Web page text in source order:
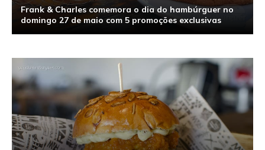
Frank & Charles comemora o dia do hambúrguer no
domingo 27 de maio com 5 promoções exclusivas